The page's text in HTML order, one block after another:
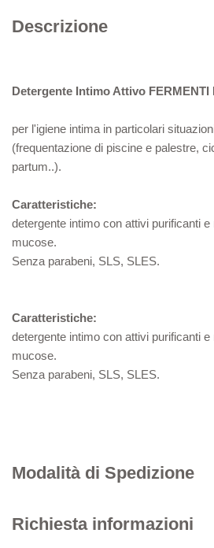
Descrizione
Detergente Intimo Attivo FERMENTI
per l'igiene intima in particolari
(frequentazione di piscine e palestre,
partum..).
Caratteristiche:
detergente intimo con attivi purificanti
mucose.
Senza parabeni, SLS, SLES.
Caratteristiche:
detergente intimo con attivi purificanti
mucose.
Senza parabeni, SLS, SLES.
Modalità di Spedizione
Richiesta informazioni